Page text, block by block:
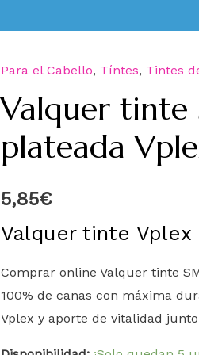
Para el Cabello, Tíntes, Tintes
Valquer tinte
plateada
5,85€
Valquer tinte
Comprar online Valquer tinte
100% de canas con máxima
Vplex y aporte de vitalidad